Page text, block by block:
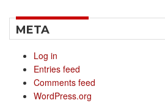
META
Log in
Entries feed
Comments feed
WordPress.org